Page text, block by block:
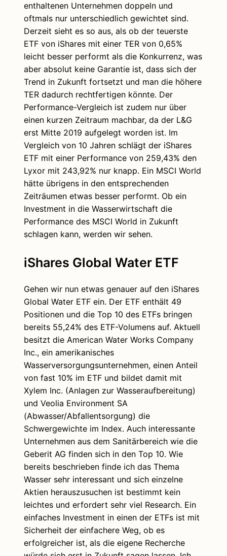
enthaltenen Unternehmen doppeln und
oftmals nur unterschiedlich gewichtet sind.
Derzeit sieht es so aus, als ob der teuerste
ETF von iShares mit einer TER von 0,65%
leicht besser performt als die Konkurrenz, was
aber absolut keine Garantie ist, dass sich der
Trend in Zukunft fortsetzt und man die höhere
TER dadurch rechtfertigen könnte. Der
Performance-Vergleich ist zudem nur über
einen kurzen Zeitraum machbar, da der L&G
erst Mitte 2019 aufgelegt worden ist. Im
Vergleich von 10 Jahren schlägt der iShares
ETF mit einer Performance von 259,43% den
Lyxor mit 243,92% nur knapp. Ein MSCI World
hätte übrigens in den entsprechenden
Zeiträumen etwas besser performt. Ob ein
Investment in die Wasserwirtschaft die
Performance des MSCI World in Zukunft
schlagen kann, werden wir sehen.
iShares Global Water ETF
Gehen wir nun etwas genauer auf den iShares
Global Water ETF ein. Der ETF enthält 49
Positionen und die Top 10 des ETFs bringen
bereits 55,24% des ETF-Volumens auf. Aktuell
besitzt die American Water Works Company
Inc., ein amerikanisches
Wasserversorgungsunternehmen, einen Anteil
von fast 10% im ETF und bildet damit mit
Xylem Inc. (Anlagen zur Wasseraufbereitung)
und Veolia Environment SA
(Abwasser/Abfallentsorgung) die
Schwergewichte im Index. Auch interessante
Unternehmen aus dem Sanitärbereich wie die
Geberit AG finden sich in den Top 10. Wie
bereits beschrieben finde ich das Thema
Wasser sehr interessant und sich einzelne
Aktien herauszusuchen ist bestimmt kein
leichtes und erfordert sehr viel Research. Ein
einfaches Investment in einen der ETFs ist mit
Sicherheit der einfachere Weg, ob es
erfolgreicher ist, als die eigene Recherche